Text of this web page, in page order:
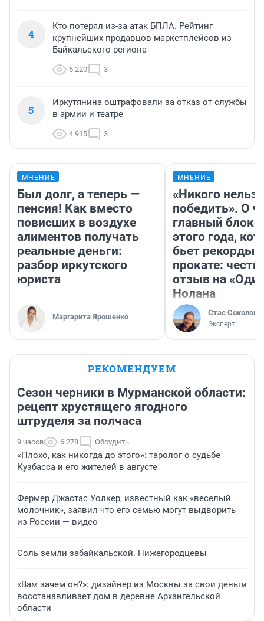
4
Кто потерял из-за атак БПЛА. Рейтинг
крупнейших продавцов маркетплейсов из
Байкальского региона
6 220 3
5
Иркутянина оштрафовали за отказ от службы
в армии и театре
4 915 3
МНЕНИЕ
Был долг, а теперь —
пенсия! Как вместо
повисших в воздухе
алиментов получать
реальные деньги:
разбор иркутского
юриста
Маргарита Ярошенко
МНЕНИЕ
«Никого нельзя
победить». О
главный
этого года,
бьет рекорды в
прокате:
отзыв на
Нолана
Стас Соколов
Эксперт
РЕКОМЕНДУЕМ
Сезон черники в Мурманской области:
рецепт хрустящего ягодного
штруделя за полчаса
9 часов 6 278 Обсудить
«Плохо, как никогда до этого»: таролог о судьбе
Кузбасса и его жителей в августе
Фермер Джастас Уолкер, известный как «веселый
молочник», заявил что его семью могут выдворить
из России — видео
Соль земли забайкальской. Нижегородцевы
«Вам зачем он?»: дизайнер из Москвы за свои деньги
восстанавливает дом в деревне Архангельской
области